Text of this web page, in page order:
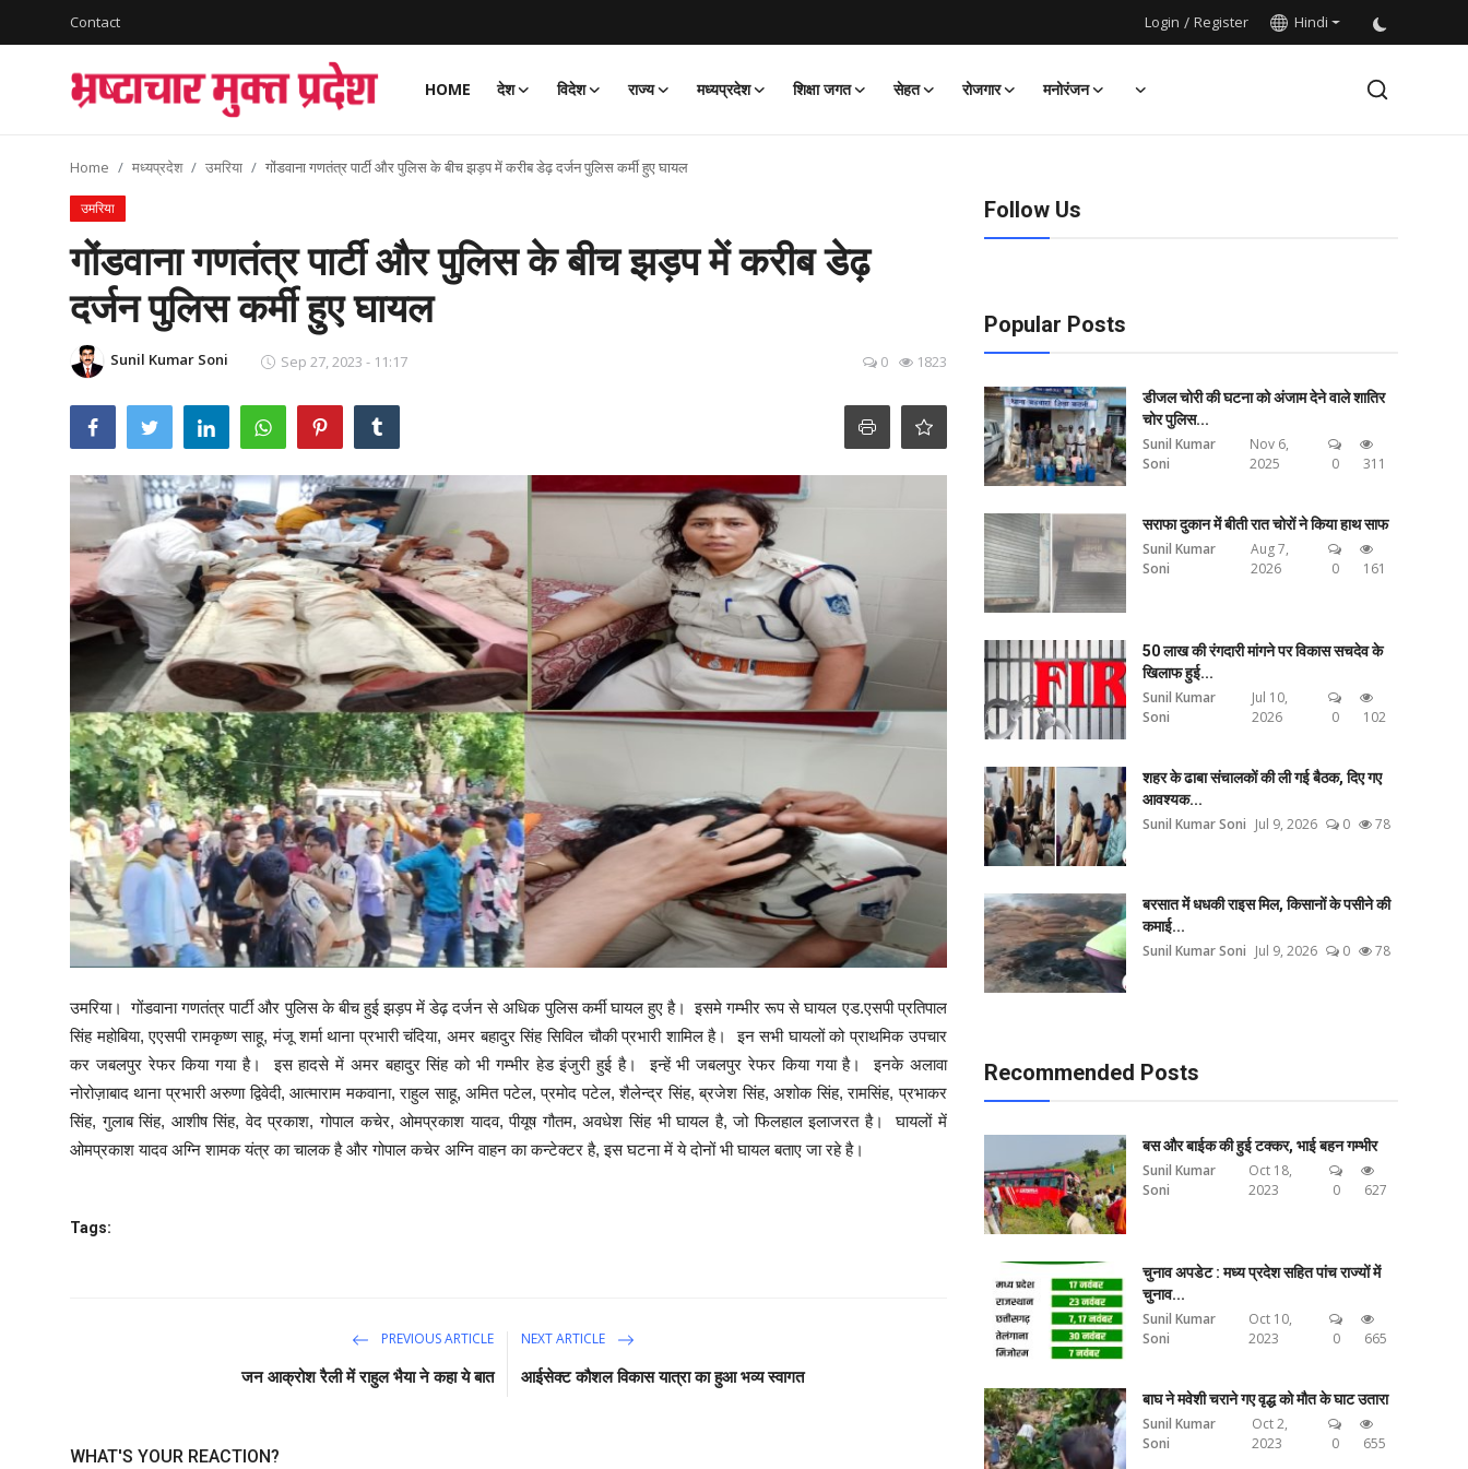
Contact Login / Register Hindi
HOME देश विदेश राज्य मध्यप्रदेश शिक्षा जगत सेहत रोजगार
मनोरंजन
Register
मध्यप्रदेश
कोरोना वायरस
Hindi
Home मध्यप्रदेश उमरिया गोंडवाना गणतंत्र पार्टी और पुलिस के बीच झड़प में करीब डेढ़ दर्जन पुलिस कर्मी हुए घायल
उमरिया
गोंडवाना गणतंत्र पार्टी और पुलिस के बीच झड़प में करीब डेढ़
दर्जन पुलिस कर्मी हुए घायल
Sunil Kumar Soni Sep 27, 2023 - 11:17 0 1823
उमरिया। गोंडवाना गणतंत्र पार्टी और पुलिस के बीच हुई झड़प में डेढ़ दर्जन से अधिक पुलिस कर्मी घायल हुए है। इसमे गम्भीर रूप से घायल एड.एसपी प्रतिपाल
सिंह महोबिया, एएसपी रामकृष्ण साहू, मंजू शर्मा थाना प्रभारी चंदिया, अमर बहादुर सिंह सिविल चौकी प्रभारी शामिल है। इन सभी घायलों को प्राथमिक उपचार
कर जबलपुर रेफर किया गया है। इस हादसे में अमर बहादुर सिंह को भी गम्भीर हेड इंजुरी हुई है। इन्हें भी जबलपुर रेफर किया गया है। इनके अलावा
नोरोज़ाबाद थाना प्रभारी अरुणा द्विवेदी, आत्माराम मकवाना, राहुल साहू, अमित पटेल, प्रमोद पटेल, शैलेन्द्र सिंह, ब्रजेश सिंह, अशोक सिंह, रामसिंह, प्रभाकर
सिंह, गुलाब सिंह, आशीष सिंह, वेद प्रकाश, गोपाल कचेर, ओमप्रकाश यादव, पीयूष गौतम, अवधेश सिंह भी घायल है, जो फिलहाल इलाजरत है।
घायलों में
ओमप्रकाश यादव अग्नि शामक यंत्र का चालक है और गोपाल कचेर अग्नि वाहन का कन्टेक्टर है, इस घटना में ये दोनों भी घायल बताए जा रहे है।
Tags:
PREVIOUS ARTICLE
जन आक्रोश रैली में राहुल भैया ने कहा ये बात
NEXT ARTICLE
आईसेक्ट कौशल विकास यात्रा का हुआ भव्य स्वागत
WHAT'S YOUR REACTION?
Follow Us
Popular Posts
डीजल चोरी की घटना को अंजाम देने वाले शातिर
चोर पुलिस...
Sunil Kumar
Soni
Nov 6,
2025
0 311
सराफा दुकान में बीती रात चोरों ने किया हाथ साफ
Sunil Kumar
Soni
Aug 7,
2026
0 161
50 लाख की रंगदारी मांगने पर विकास सचदेव के
खिलाफ हुई...
Sunil Kumar
Soni
Jul 10,
2026
0 102
शहर के ढाबा संचालकों की ली गई बैठक, दिए गए
आवश्यक...
Sunil Kumar Soni Jul 9, 2026 0 78
बरसात में धधकी राइस मिल, किसानों के पसीने की
कमाई...
Sunil Kumar Soni Jul 9, 2026 0 78
Recommended Posts
बस और बाईक की हुई टक्कर, भाई बहन गम्भीर
Sunil Kumar
Soni
Oct 18,
2023
0 627
चुनाव अपडेट : मध्य प्रदेश सहित पांच राज्यों में
चुनाव...
Sunil Kumar
Soni
Oct 10,
2023
0 665
बाघ ने मवेशी चराने गए वृद्ध को मौत के घाट उतारा
Sunil Kumar
Soni
Oct 2,
2023
0 655